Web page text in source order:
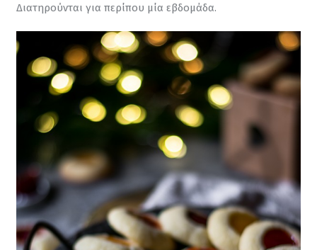
Διατηρούνται για περίπου μία εβδομάδα.